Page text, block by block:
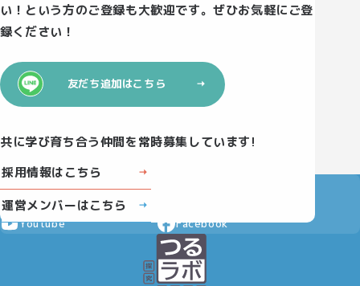
い！という方のご登録も大歓迎です。ぜひお気軽にご登
録ください！
友だち追加はこちら
共に学び育ち合う仲間を常時募集しています!
採用情報はこちら
運営メンバーはこちら
Youtube Facebook